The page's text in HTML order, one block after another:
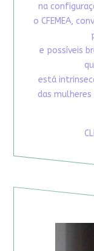
na
o CFEMEA,
e possíveis
está
das